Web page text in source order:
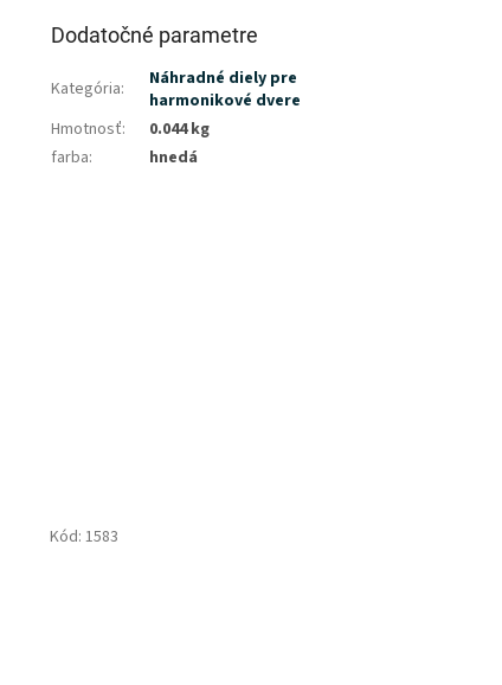
Kód:1583
Dodatočné parametre
Kategória:
Náhradné diely pre
harmonikové dvere
Hmotnosť:
0.044 kg
farba: hnedá